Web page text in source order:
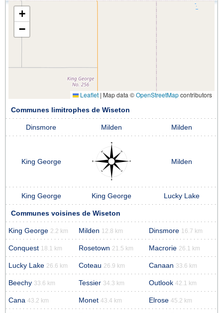
+
−
Leaflet | Map data ©OpenStreetMapcontributors
Communes limitrophes de Wiseton
Dinsmore Milden Milden
King George Milden
King George King George Lucky Lake
Communes voisines de Wiseton
King George 2.2 km Milden 12.8 km Dinsmore 16.7 km
Conquest 18.1 km Rosetown 21.5 km Macrorie 26.1 km
Lucky Lake 26.6 km Coteau 26.9 km Canaan 33.6 km
Beechy 33.6 km Tessier 34.3 km Outlook 42.1 km
Cana 43.2 km Monet 43.4 km Elrose 45.2 km